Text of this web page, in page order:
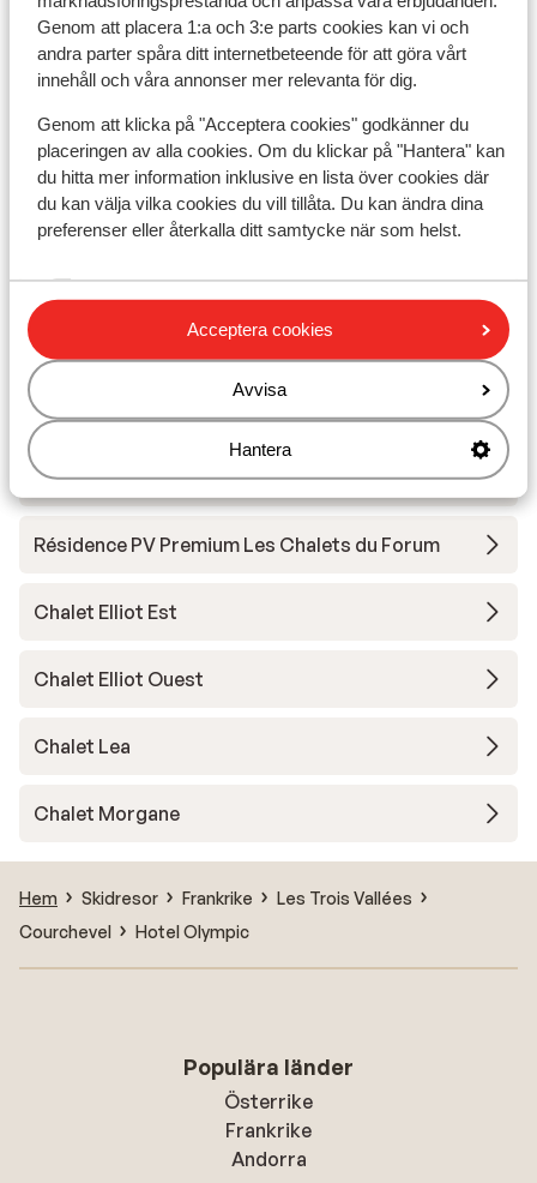
Genom att placera 1:a och 3:e parts cookies kan vi och
andra parter spåra ditt internetbeteende för att göra vårt
innehåll och våra annonser mer relevanta för dig.
Genom att klicka på "Acceptera cookies" godkänner du
placeringen av alla cookies. Om du klickar på "Hantera" kan
du hitta mer information inklusive en lista över cookies där
du kan välja vilka cookies du vill tillåta. Du kan ändra dina
preferenser eller återkalla ditt samtycke när som helst.
Acceptera cookies
Avvisa
Hantera
Avstånd till skidlift ca 200 m
Närmaste butiker
Närmaste restaurang
Liftkort/Utrustning/Skidskola
Liftkort
Utrustning
Andra boenden i Les Trois Vallées
Résidence Britania
Résidence PV Premium Les Chalets du Forum
Chalet Elliot Est
Chalet Elliot Ouest
Chalet Lea
Chalet Morgane
Hem Skidresor Frankrike
Les Trois Vallées
Courchevel
Hotel Olympic
Populära länder
Österrike
Frankrike
Andorra